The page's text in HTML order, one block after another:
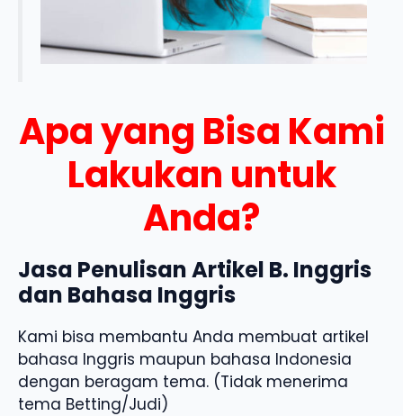
Apa yang Bisa Kami
Lakukan untuk
Anda?
Jasa Penulisan Artikel B. Inggris
dan Bahasa Inggris
Kami bisa membantu Anda membuat artikel
bahasa Inggris maupun bahasa Indonesia
dengan beragam tema. (Tidak menerima
tema Betting/Judi)